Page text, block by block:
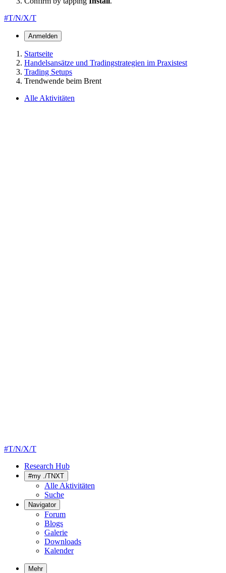
#T/N/X/T
Anmelden
Startseite
Handelsansätze und Tradingstrategien im Praxistest
Trading Setups
Trendwende beim Brent
Alle Aktivitäten
#T/N/X/T
Research Hub
#my ./TNXT
Alle Aktivitäten
Suche
Navigator
Forum
Blogs
Galerie
Downloads
Kalender
Mehr